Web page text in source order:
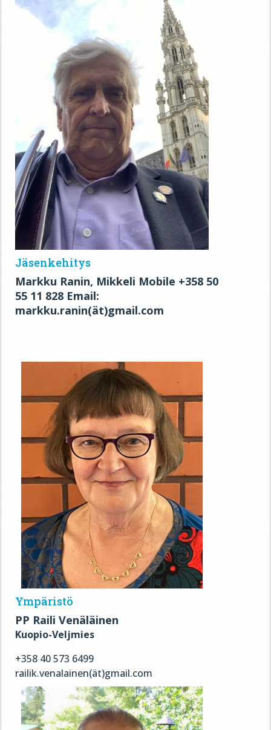
Jäsenkehitys
Markku Ranin, Mikkeli Mobile +358 50
55 11 828 Email:
markku.ranin(ät)gmail.com
Ympäristö
PP Raili Venäläinen
Kuopio-Veljmies
+358 40 573 6499
railik.venalainen(ät)gmail.com